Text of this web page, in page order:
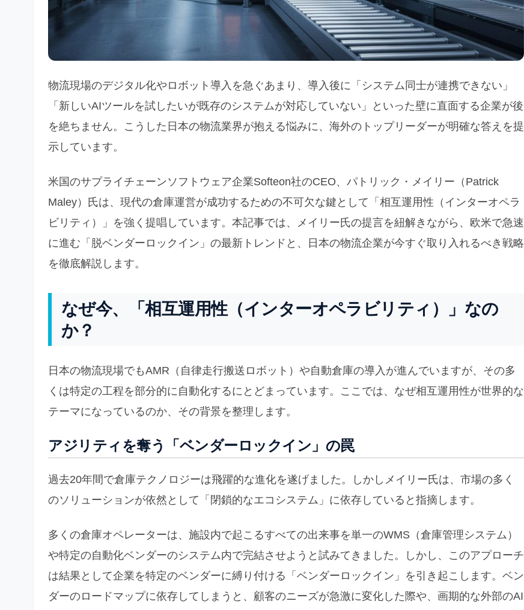
物流現場のデジタル化やロボット導入を急ぐあまり、導入後に「システム同士が連携できない」
「新しいAIツールを試したいが既存のシステムが対応していない」といった壁に直面する企業が後
を絶ちません。こうした日本の物流業界が抱える悩みに、海外のトップリーダーが明確な答えを提
示しています。
米国のサプライチェーンソフトウェア企業Softeon社のCEO、パトリック・メイリー（Patrick
Maley）氏は、現代の倉庫運営が成功するための不可欠な鍵として「相互運用性（インターオペラ
ビリティ）」を強く提唱しています。本記事では、メイリー氏の提言を紐解きながら、欧米で急速
に進む「脱ベンダーロックイン」の最新トレンドと、日本の物流企業が今すぐ取り入れるべき戦略
を徹底解説します。
なぜ今、「相互運用性（インターオペラビリティ）」なの
か？
日本の物流現場でもAMR（自律走行搬送ロボット）や自動倉庫の導入が進んでいますが、その多
くは特定の工程を部分的に自動化するにとどまっています。ここでは、なぜ相互運用性が世界的な
テーマになっているのか、その背景を整理します。
アジリティを奪う「ベンダーロックイン」の罠
過去20年間で倉庫テクノロジーは飛躍的な進化を遂げました。しかしメイリー氏は、市場の多く
のソリューションが依然として「閉鎖的なエコシステム」に依存していると指摘します。
多くの倉庫オペレーターは、施設内で起こるすべての出来事を単一のWMS（倉庫管理システム）
や特定の自動化ベンダーのシステム内で完結させようと試みてきました。しかし、このアプローチ
は結果として企業を特定のベンダーに縛り付ける「ベンダーロックイン」を引き起こします。ベン
ダーのロードマップに依存してしまうと、顧客のニーズが急激に変化した際や、画期的な外部のAI